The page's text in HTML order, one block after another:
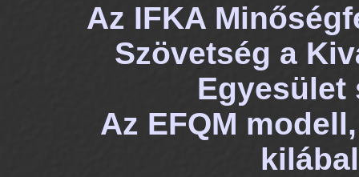
Az IFKA
Szövetség a
Egyesület
Az EFQM